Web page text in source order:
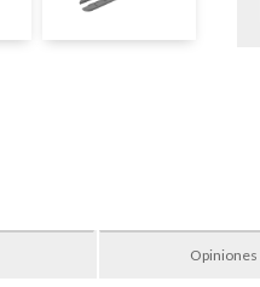
Opiniones